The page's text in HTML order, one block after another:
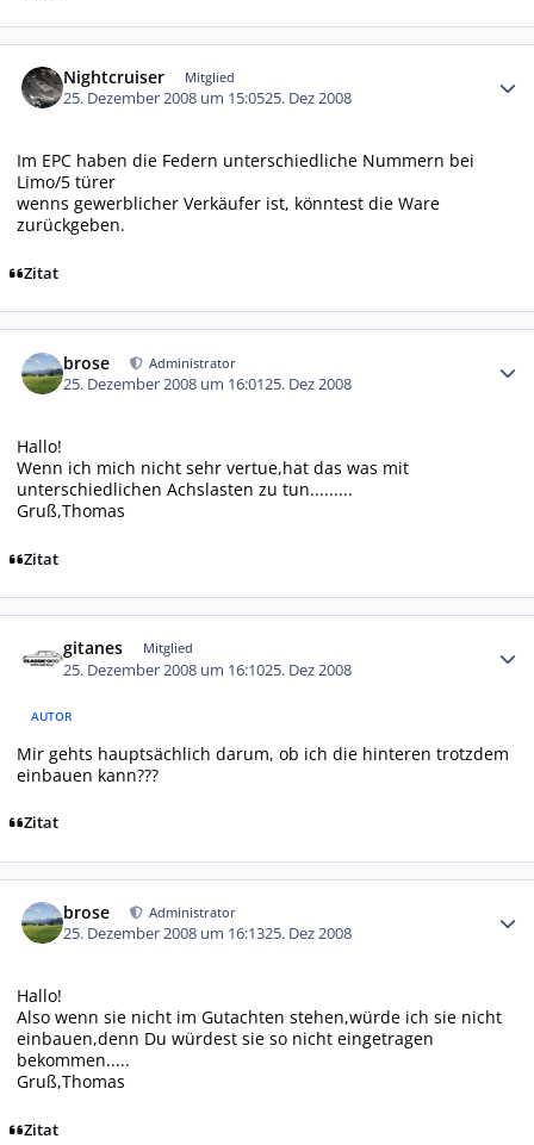
Nightcruiser Mitglied
25. Dezember 2008 um 15:0525. Dez 2008
Im EPC haben die Federn unterschiedliche Nummern bei
Limo/5 türer
wenns gewerblicher Verkäufer ist, könntest die Ware
zurückgeben.
Zitat
brose Administrator
25. Dezember 2008 um 16:0125. Dez 2008
Hallo!
Wenn ich mich nicht sehr vertue,hat das was mit
unterschiedlichen Achslasten zu tun.........
Gruß,Thomas
Zitat
gitanes Mitglied
25. Dezember 2008 um 16:1025. Dez 2008
AUTOR
Mir gehts hauptsächlich darum, ob ich die hinteren trotzdem
einbauen kann???
Zitat
brose Administrator
25. Dezember 2008 um 16:1325. Dez 2008
Hallo!
Also wenn sie nicht im Gutachten stehen,würde ich sie nicht
einbauen,denn Du würdest sie so nicht eingetragen
bekommen.....
Gruß,Thomas
Zitat